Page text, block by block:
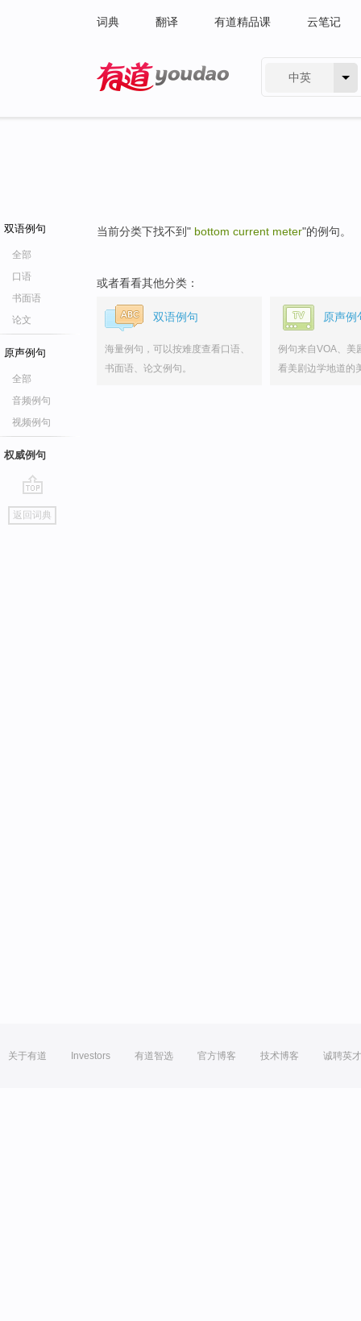
词典 翻译 有道精品课 云笔记
中英
双语例句
全部
口语
书面语
论文
原声例句
全部
音频例句
视频例句
权威例句
go
top
返回词典
当前分类下找不到" bottom current meter"的例句。
或者看看其他分类：
双语例句
海量例句，可以按难度查看口语、
书面语、论文例句。
原声例
例句来自VOA、美
看美剧边学地道的
关于有道 Investors 有道智选 官方博客 技术博客 诚聘英才